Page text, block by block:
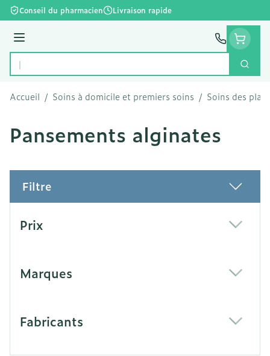
Aller au contenu
Conseil du pharmacien Livraison rapide
Menu
Rechercher
Accueil / Soins à domicile et premiers soins / Soins des
Pansements alginates
Filtre
Prix
Marques
Fabricants